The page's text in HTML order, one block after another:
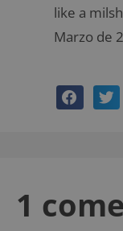
like a
Marzo de
1